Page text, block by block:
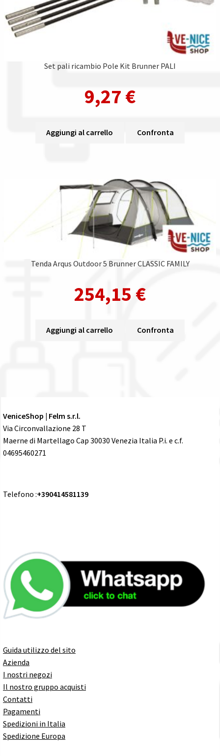
Set pali ricambio Pole Kit Brunner PALI
9,27 €
Aggiungi al carrello Confronta
Tenda Arqus Outdoor 5 Brunner CLASSIC FAMILY
254,15 €
Aggiungi al carrello Confronta
VeniceShop | Felm s.r.l.
Via Circonvallazione 28 T
Maerne di Martellago Cap 30030 Venezia Italia P.i. e c.f.
04695460271
Telefono :+390414581139
Guida utilizzo del sito
Azienda
I nostri negozi
Il nostro gruppo acquisti
Contatti
Pagamenti
Spedizioni in Italia
Spedizione Europa